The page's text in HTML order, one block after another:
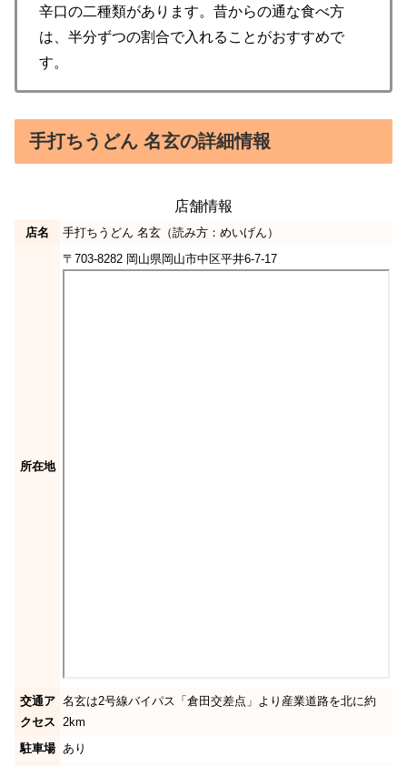
辛口の二種類があります。昔からの通な食べ方
は、半分ずつの割合で入れることがおすすめで
す。
手打ちうどん 名玄の詳細情報
店舗情報
店名 手打ちうどん 名玄（読み方：めいげん）
所在地
〒703-8282 岡山県岡山市中区平井6-7-17
交通ア
クセス
名玄は2号線バイパス「倉田交差点」より産業道路を北に約
2km
駐車場
あり